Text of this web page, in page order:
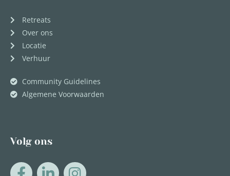
Retreats
Over ons
Locatie
Verhuur
Community Guidelines
Algemene Voorwaarden
Volg ons